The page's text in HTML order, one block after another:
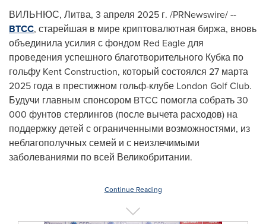
ВИЛЬНЮС, Литва, 3 апреля 2025 г. /PRNewswire/ --
BTCC, старейшая в мире криптовалютная биржа, вновь
объединила усилия с фондом Red Eagleдля
проведения успешного благотворительного Кубка по
гольфу Kent Construction, который состоялся 27 марта
2025 года в престижном гольф-клубе London Golf Club.
Будучи главным спонсором BTCC помогла собрать 30
000 фунтов стерлингов (после вычета расходов) на
поддержку детей с ограниченными возможностями, из
неблагополучных семей и с неизлечимыми
заболеваниями по всей Великобритании.
Continue Reading